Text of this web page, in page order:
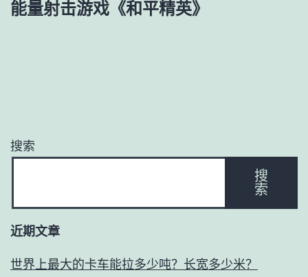
能量射击游戏《和平精英》
搜索
搜
索
近期文章
世界上最大的卡车能拉多少吨？长宽多少米？